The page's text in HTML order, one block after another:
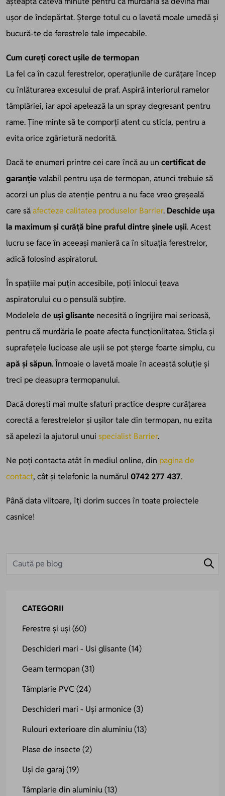
ușor de îndepărtat. Șterge totul cu o lavetă moale umedă și
bucură-te de ferestrele tale impecabile.
Cum cureți corect ușile de termopan
La fel ca în cazul ferestrelor, operațiunile de curățare încep
cu înlăturarea excesului de praf. Aspiră interiorul ramelor
tâmplăriei, iar apoi apelează la un spray degresant pentru
rame. Ține minte să te comporți atent cu sticla, pentru a
evita orice zgârietură nedorită.
Dacă te enumeri printre cei care încă au un certificat de
garanțievalabil pentru ușa de termopan, atunci trebuie să
acorzi un plus de atenție pentru a nu face vreo greșeală
care săafecteze calitatea produselor Barrier. Deschide ușa
la maximum și curăță bine praful dintre șinele ușii. Acest
lucru se face în aceeași manieră ca în situația ferestrelor,
adică folosind aspiratorul.
În spațiile mai puțin accesibile, poți înlocui țeava
aspiratorului cu o pensulă subțire.
Modelele de uși glisante necesită o îngrijire mai serioasă,
pentru că murdăria le poate afecta funcționlitatea. Sticla și
suprafețele lucioase ale ușii se pot șterge foarte simplu, cu
apă și săpun. Înmoaie o lavetă moale în această soluție și
treci pe deasupra termopanului.
Dacă dorești mai multe sfaturi practice despre curățarea
corectă a ferestrelelor și ușilor tale din termopan, nu ezita
să apelezi la ajutorul unui specialist Barrier.
Ne poți contacta atât în mediul online, din pagina de
contact, cât și telefonic la numărul 0742 277 437.
Până data viitoare, îți dorim succes în toate proiectele
casnice!
CATEGORII
Ferestre și uși (60)
Deschideri mari - Usi glisante (14)
Geam termopan (31)
Tâmplarie PVC (24)
Deschideri mari - Uși armonice (3)
Rulouri exterioare din aluminiu(13)
Plase de insecte (2)
Uși de garaj(19)
Tâmplarie din aluminiu(13)